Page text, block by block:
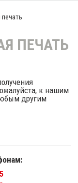
ПЕЧАТЬ
к нашим
другим